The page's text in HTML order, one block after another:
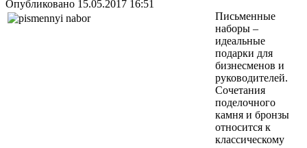
Опубликовано 15.05.2017 16:51
Письменные
наборы –
идеальные
подарки для
бизнесменов и
руководителей.
Сочетания
поделочного
камня и бронзы
относится к
классическому